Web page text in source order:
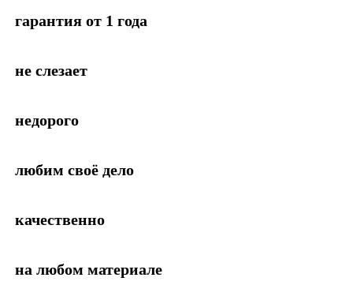
гарантия от 1 года
не слезает
недорого
любим своё дело
качественно
на любом материале